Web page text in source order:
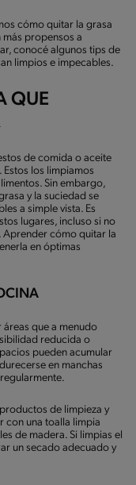
cómo quitar la grasa
propensos a
conocé algunos tips de
limpios e impecables.
QUE
de comida o aceite
Estos los limpiamos
Sin embargo,
y la suciedad se
a simple vista. Es
lugares, incluso si no
cómo quitar la
en óptimas
áreas que a menudo
reducida o
pueden acumular
en manchas
de limpieza y
con una toalla limpia
de madera. Si limpias el
un secado adecuado y